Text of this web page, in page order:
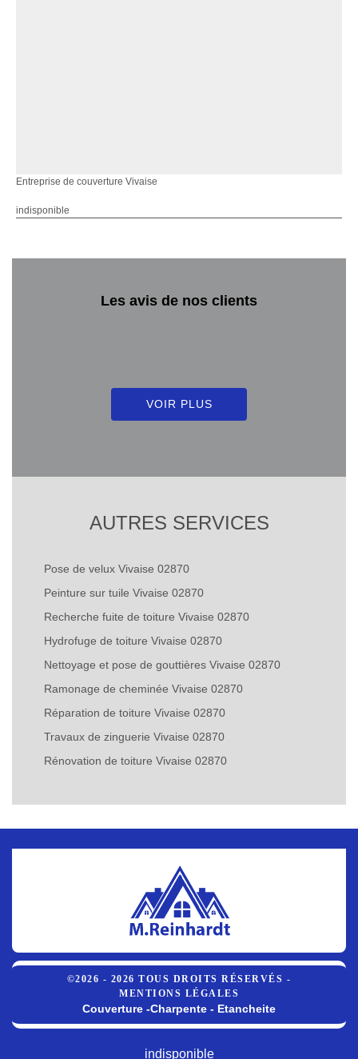
Entreprise de couverture Vivaise
indisponible
Les avis de nos clients
VOIR PLUS
AUTRES SERVICES
Pose de velux Vivaise 02870
Peinture sur tuile Vivaise 02870
Recherche fuite de toiture Vivaise 02870
Hydrofuge de toiture Vivaise 02870
Nettoyage et pose de gouttières Vivaise 02870
Ramonage de cheminée Vivaise 02870
Réparation de toiture Vivaise 02870
Travaux de zinguerie Vivaise 02870
Rénovation de toiture Vivaise 02870
©2026 - 2026 TOUS DROITS RÉSERVÉS -
MENTIONS LÉGALES
Couverture -Charpente - Etancheite
indisponible